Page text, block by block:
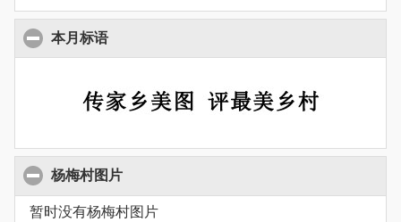
本月标语
杨梅村图片
暂时没有杨梅村图片